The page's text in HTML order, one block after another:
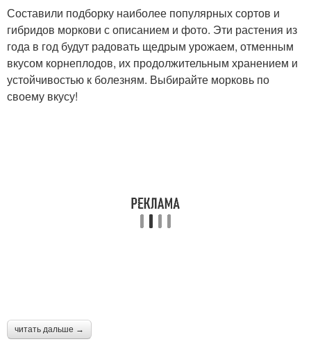
Составили подборку наиболее популярных сортов и
гибридов моркови с описанием и фото. Эти растения из
года в год будут радовать щедрым урожаем, отменным
вкусом корнеплодов, их продолжительным хранением и
устойчивостью к болезням. Выбирайте морковь по
своему вкусу!
читать дальше →